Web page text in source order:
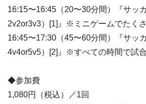
16:15〜16:45（20〜30分間）『サッ
2v2or3v3）[1]』※ミニゲームでたく
16:45〜17:30（45〜60分間）『サッ
4v4or5v5）[2]』※すべての時間で試合
◆参加費
1,080円（税込）／1回